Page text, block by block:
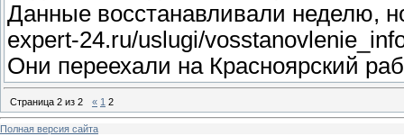
Данные восстанавливали неделю,
expert-24.ru/uslugi/
Они переехали на Красноярский
Страница 2 из 2 « 1 2
Полная версия сайта